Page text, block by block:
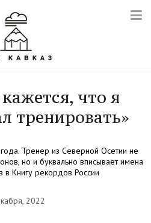
что я
тренировать»
Тренер из Северной Осетии не
но и буквально вписывает имена
в Книгу рекордов России
2022